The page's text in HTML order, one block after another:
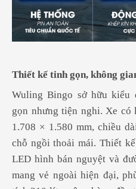
Thiết kế tinh gọn, không
Wuling Bingo sở hữu kiểu
gọn nhưng tiện nghi. Xe
1.708 × 1.580 mm, chiều
chỗ ngồi thoải mái. Thiết
LED hình bán nguyệt và
mang vẻ ngoài hiện đại,